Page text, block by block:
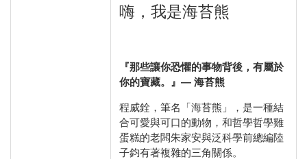
嗨，我是海苔熊
『那些讓你恐懼的事物背後，有屬於
你的寶藏。』— 海苔熊
程威銓，筆名「海苔熊」，是一種結
合可愛與可口的動物，和哲學哲學雞
蛋糕的老闆朱家安與泛科學前總編陸
子鈞有著複雜的三角關係。